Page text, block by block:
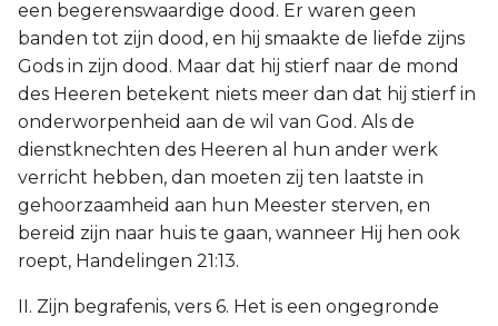
een begerenswaardige dood. Er waren geen
banden tot zijn dood, en hij smaakte de liefde zijns
Gods in zijn dood. Maar dat hij stierf naar de mond
des Heeren betekent niets meer dan dat hij stierf in
onderworpenheid aan de wil van God. Als de
dienstknechten des Heeren al hun ander werk
verricht hebben, dan moeten zij ten laatste in
gehoorzaamheid aan hun Meester sterven, en
bereid zijn naar huis te gaan, wanneer Hij hen ook
roept, Handelingen 21:13.
II. Zijn begrafenis, vers 6. Het is een ongegronde